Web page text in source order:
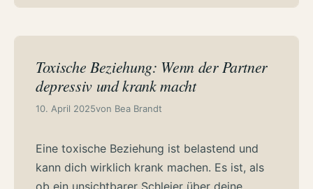
Toxische Beziehung: Wenn der Partner
depressiv und krank macht
10. April 2025von Bea Brandt
Eine toxische Beziehung ist belastend und
kann dich wirklich krank machen. Es ist, als